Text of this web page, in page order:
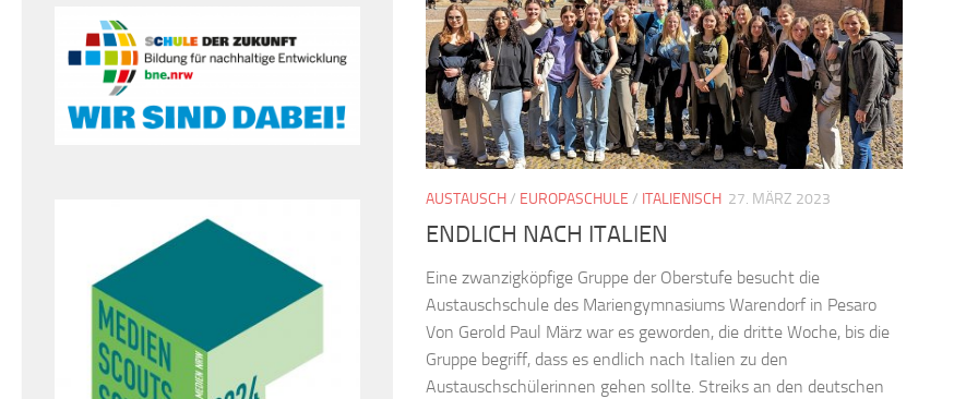
AUSTAUSCH/ EUROPASCHULE / ITALIENISCH 27. MÄRZ 2023
ENDLICH NACH ITALIEN
Eine zwanzigköpfige Gruppe der Oberstufe besucht die
Austauschschule des Mariengymnasiums Warendorf in Pesaro
Von Gerold Paul März war es geworden, die dritte Woche, bis die
Gruppe begriff, dass es endlich nach Italien zu den
Austauschschülerinnen gehen sollte. Streiks an den deutschen